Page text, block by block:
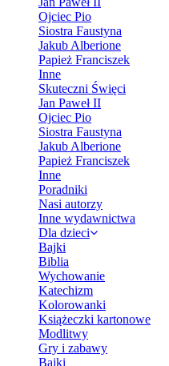
Ojciec Pio
Siostra Faustyna
Jakub Alberione
Papież Franciszek
Inne
Skuteczni Święci
Jan Paweł II
Ojciec Pio
Siostra Faustyna
Jakub Alberione
Papież Franciszek
Inne
Poradniki
Nasi autorzy
Inne wydawnictwa
Dla dzieci
Bajki
Biblia
Wychowanie
Katechizm
Kolorowanki
Książeczki kartonowe
Modlitwy
Gry i zabawy
Bajki